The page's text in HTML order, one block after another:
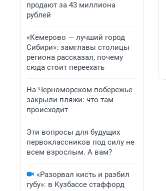
продают за 43 миллиона
рублей
«Кемерово — лучший город
Сибири»: замглавы столицы
региона рассказал, почему
сюда стоит переехать
На Черноморском побережье
закрыли пляжи: что там
происходит
Эти вопросы для будущих
первоклассников под силу не
всем взрослым. А вам?
«Разорвал кисть и разбил
губу»: в Кузбассе стаффорд